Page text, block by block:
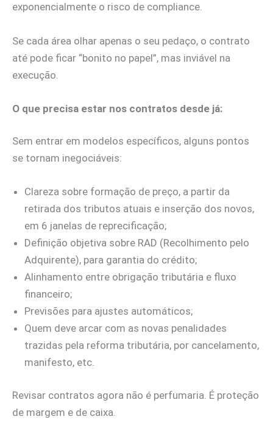
exponencialmente o risco de compliance.
Se cada área olhar apenas o seu pedaço, o contrato
até pode ficar “bonito no papel”, mas inviável na
execução.
O que precisa estar nos contratos desde já:
Sem entrar em modelos específicos, alguns pontos
se tornam inegociáveis:
Clareza sobre formação de preço, a partir da
retirada dos tributos atuais e inserção dos novos,
em 6 janelas de reprecificação;
Definição objetiva sobre RAD (Recolhimento pelo
Adquirente), para garantia do crédito;
Alinhamento entre obrigação tributária e fluxo
financeiro;
Previsões para ajustes automáticos;
Quem deve arcar com as novas penalidades
trazidas pela reforma tributária, por cancelamento,
manifesto, etc.
Revisar contratos agora não é perfumaria. É proteção
de margem e de caixa.